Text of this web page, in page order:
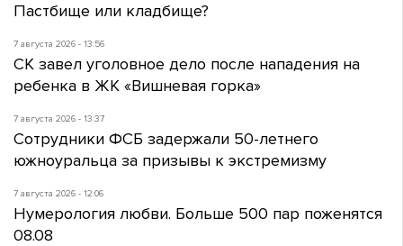
Пастбище или кладбище?
7 августа 2026 - 13:56
СК завел уголовное дело после нападения на
ребенка в ЖК «Вишневая горка»
7 августа 2026 - 13:37
Сотрудники ФСБ задержали 50-летнего
южноуральца за призывы к экстремизму
7 августа 2026 - 12:06
Нумерология любви. Больше 500 пар поженятся
08.08